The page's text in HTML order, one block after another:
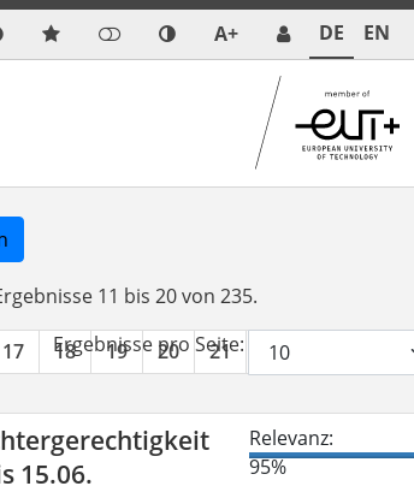
A+ DE EN
11 bis 20 von 235.
17 18 19 20 21 22
Ergebnisse pro Seite:
15.06.
Relevanz:
95%